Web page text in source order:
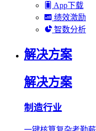
App下载
绩效激励
智数分析
解决方案
解决方案
制造行业